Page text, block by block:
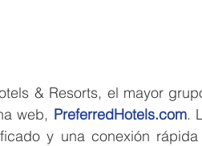
& Resorts, el mayor
web, PreferredHotels.com.
y una conexión